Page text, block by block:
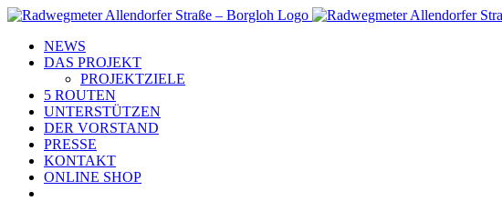
Skip
contentNEWS
DAS PROJEKT
PROJEKTZIELE
5 ROUTEN
UNTERSTÜTZEN
DER VORSTAND
PRESSE
KONTAKT
ONLINE SHOP